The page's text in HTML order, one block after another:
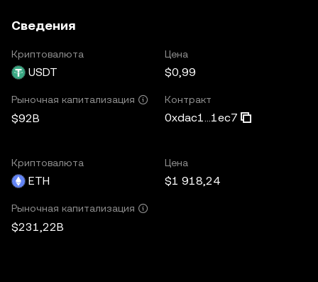
Сведения
Криптовалюта
USDT
Цена
$0,99
Рыночная капитализация
$92B
Контракт
0xdac1...1ec7
Криптовалюта
ETH
Цена
$1 918,24
Рыночная капитализация
$231,22B